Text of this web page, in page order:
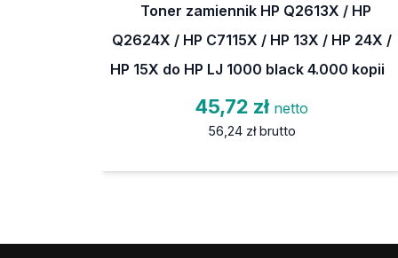
Toner zamiennik HP Q2613X / HP
Q2624X / HP C7115X / HP 13X / HP 24X /
HP 15X do HP LJ 1000 black 4.000 kopii
45,72 zł netto
56,24 zł brutto